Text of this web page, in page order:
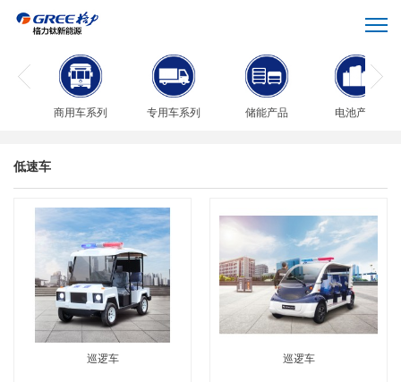
商用车系列 专用车系列 储能产品 电池产品
低速车
巡逻车 巡逻车